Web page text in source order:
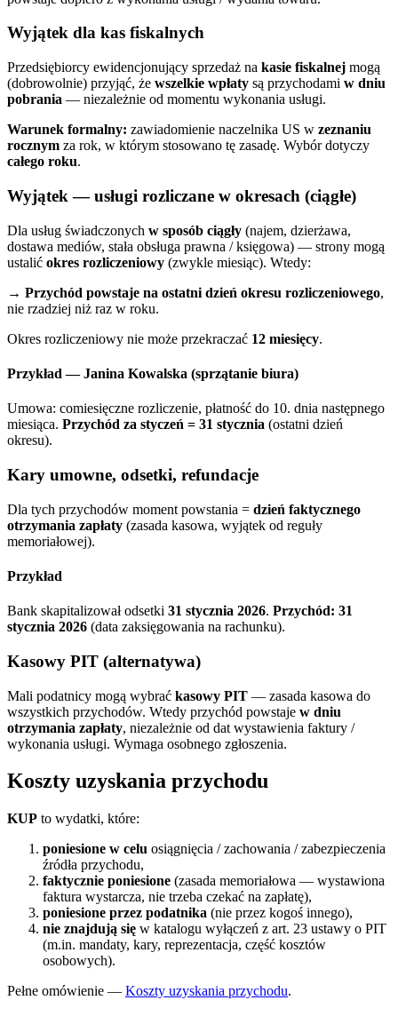
Wyjątek dla kas fiskalnych
Przedsiębiorcy ewidencjonujący sprzedaż na kasie fiskalnej mogą
(dobrowolnie) przyjąć, że wszelkie wpłaty są przychodami w dniu
pobrania — niezależnie od momentu wykonania usługi.
Warunek formalny: zawiadomienie naczelnika US w zeznaniu
rocznym za rok, w którym stosowano tę zasadę. Wybór dotyczy
całego roku.
Wyjątek — usługi rozliczane w okresach (ciągłe)
Dla usług świadczonych w sposób ciągły (najem, dzierżawa,
dostawa mediów, stała obsługa prawna / księgowa) — strony mogą
ustalić okres rozliczeniowy (zwykle miesiąc). Wtedy:
→ Przychód powstaje na ostatni dzień okresu rozliczeniowego,
nie rzadziej niż raz w roku.
Okres rozliczeniowy nie może przekraczać 12 miesięcy.
Przykład — Janina Kowalska (sprzątanie biura)
Umowa: comiesięczne rozliczenie, płatność do 10. dnia następnego
miesiąca. Przychód za styczeń = 31 stycznia (ostatni dzień
okresu).
Kary umowne, odsetki, refundacje
Dla tych przychodów moment powstania = dzień faktycznego
otrzymania zapłaty (zasada kasowa, wyjątek od reguły
memoriałowej).
Przykład
Bank skapitalizował odsetki 31 stycznia 2026. Przychód: 31
stycznia 2026 (data zaksięgowania na rachunku).
Kasowy PIT (alternatywa)
Mali podatnicy mogą wybrać kasowy PIT — zasada kasowa do
wszystkich przychodów. Wtedy przychód powstaje w dniu
otrzymania zapłaty, niezależnie od dat wystawienia faktury /
wykonania usługi. Wymaga osobnego zgłoszenia.
Koszty uzyskania przychodu
KUP to wydatki, które:
poniesione w celu osiągnięcia / zachowania / zabezpieczenia
źródła przychodu,
faktycznie poniesione (zasada memoriałowa — wystawiona
faktura wystarcza, nie trzeba czekać na zapłatę),
poniesione przez podatnika (nie przez kogoś innego),
nie znajdują się w katalogu wyłączeń z art. 23 ustawy o PIT
(m.in. mandaty, kary, reprezentacja, część kosztów
osobowych).
Pełne omówienie — Koszty uzyskania przychodu.